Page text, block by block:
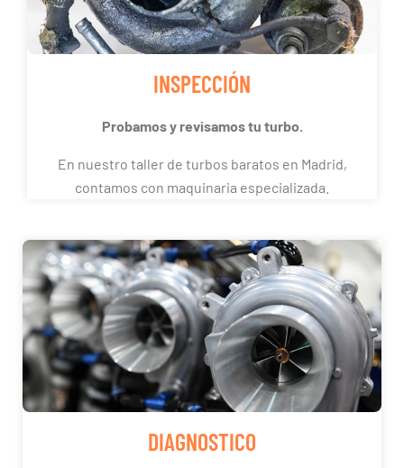
INSPECCIÓN
Probamos y revisamos tu turbo.
En nuestro taller de turbos baratos en Madrid,
contamos con maquinaria especializada.
DIAGNOSTICO